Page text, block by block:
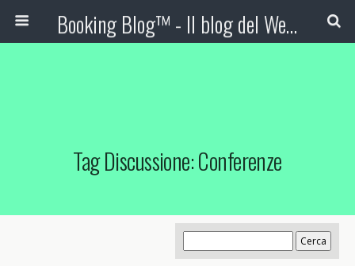
Booking Blog™ - Il blog del Web Marketing Turistico
Tag Discussione: Conferenze